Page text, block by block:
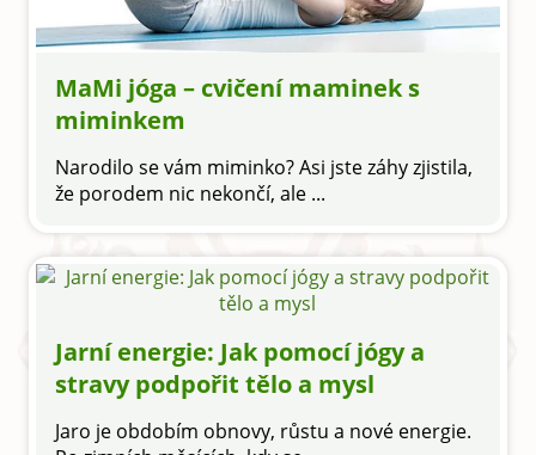
MaMi jóga – cvičení maminek s
miminkem
Narodilo se vám miminko? Asi jste záhy zjistila,
že porodem nic nekončí, ale ...
Jarní energie: Jak pomocí jógy a
stravy podpořit tělo a mysl
Jaro je obdobím obnovy, růstu a nové energie.